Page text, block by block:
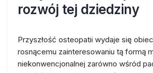
rozwój tej dziedziny
Przyszłość osteopatii wydaje się
rosnącemu zainteresowaniu tą formą
niekonwencjonalnej zarówno wśród